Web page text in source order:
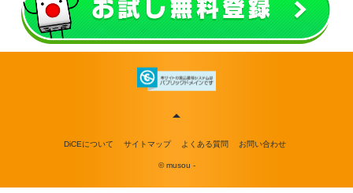
DiCEについて サイトマップ よくある質問 お問い合わせ
© musou -